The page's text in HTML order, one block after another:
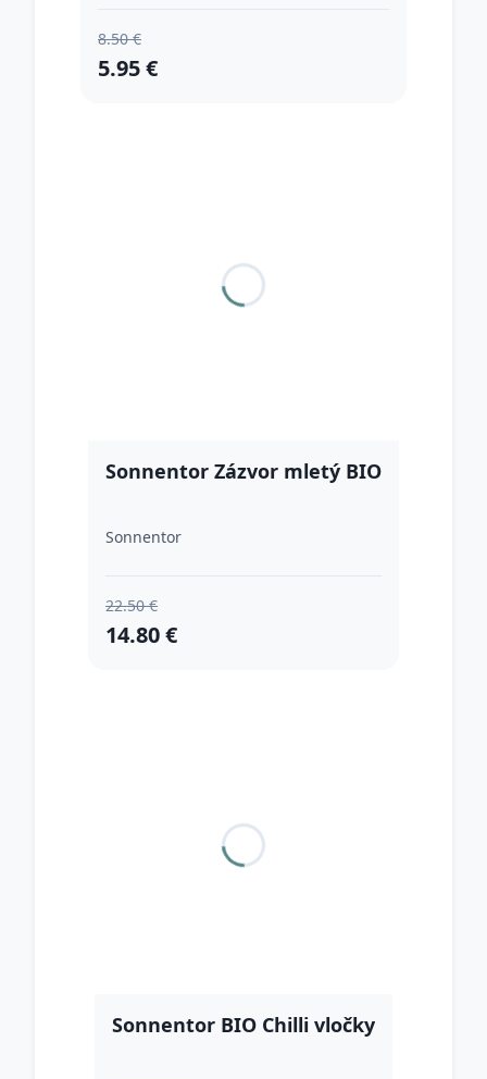
8.50 €
5.95 €
Sonnentor Zázvor mletý BIO
Sonnentor
22.50 €
14.80 €
Sonnentor BIO Chilli vločky